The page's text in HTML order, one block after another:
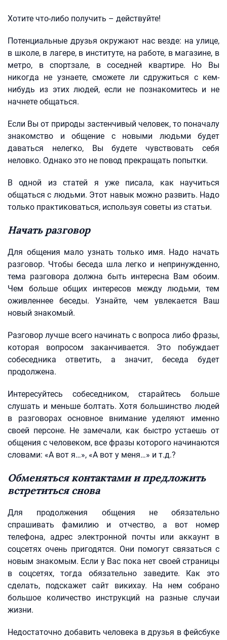
Хотите что-либо получить – действуйте!
Потенциальные друзья окружают нас везде: на улице,
в школе, в лагере, в институте, на работе, в магазине, в
метро, в спортзале, в соседней квартире. Но Вы
никогда не узнаете, сможете ли сдружиться с кем-
нибудь из этих людей, если не познакомитесь и не
начнете общаться.
Если Вы от природы застенчивый человек, то поначалу
знакомство и общение с новыми людьми будет
даваться нелегко, Вы будете чувствовать себя
неловко. Однако это не повод прекращать попытки.
В одной из статей я уже писала, как научиться
общаться с людьми. Этот навык можно развить. Надо
только практиковаться, используя советы из статьи.
Начать разговор
Для общения мало узнать только имя. Надо начать
разговор. Чтобы беседа шла легко и непринужденно,
тема разговора должна быть интересна Вам обоим.
Чем больше общих интересов между людьми, тем
оживленнее беседы. Узнайте, чем увлекается Ваш
новый знакомый.
Разговор лучше всего начинать с вопроса либо фразы,
которая вопросом заканчивается. Это побуждает
собеседника ответить, а значит, беседа будет
продолжена.
Интересуйтесь собеседником, старайтесь больше
слушать и меньше болтать. Хотя большинство людей
в разговорах основное внимание уделяют именно
своей персоне. Не замечали, как быстро устаешь от
общения с человеком, все фразы которого начинаются
словами: «А вот я…», «А вот у меня…» и т.д.?
Обменяться контактами и предложить
встретиться снова
Для продолжения общения не обязательно
спрашивать фамилию и отчество, а вот номер
телефона, адрес электронной почты или аккаунт в
соцсетях очень пригодятся. Они помогут связаться с
новым знакомым. Если у Вас пока нет своей страницы
в соцсетях, тогда обязательно заведите. Как это
сделать, подскажет сайт викихау. На нем собрано
большое количество инструкций на разные случаи
жизни.
Недостаточно добавить человека в друзья в фейсбуке